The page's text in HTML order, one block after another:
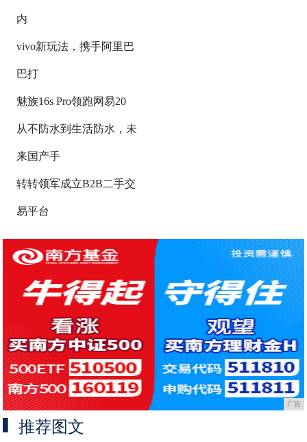
内
vivo新玩法，携手阿里巴
巴打
魅族16s Pro领跑网易20
从不防水到生活防水，未
来国产手
转转领军成立B2B二手交
易平台
广告
推荐图文